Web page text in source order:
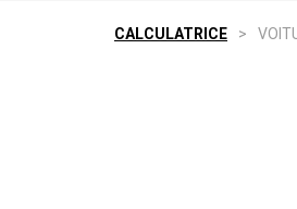
CALCULATRICE >